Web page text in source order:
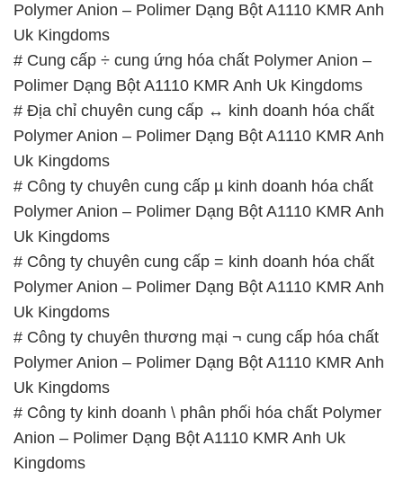
Polymer Anion – Polimer Dạng Bột A1110 KMR Anh
Uk Kingdoms
# Công ty chuyên cung cấp µ kinh doanh hóa chất
Polymer Anion – Polimer Dạng Bột A1110 KMR Anh
Uk Kingdoms
# Công ty chuyên cung cấp = kinh doanh hóa chất
Polymer Anion – Polimer Dạng Bột A1110 KMR Anh
Uk Kingdoms
# Công ty chuyên thương mại ¬ cung cấp hóa chất
Polymer Anion – Polimer Dạng Bột A1110 KMR Anh
Uk Kingdoms
# Công ty kinh doanh \ phân phối hóa chất Polymer
Anion – Polimer Dạng Bột A1110 KMR Anh Uk
Kingdoms
📞PHÒNG KINH DOANH – CÔNG TY HÓA CHẤT
ĐẮC TRƯỜNG PHÁT 🌐
🌐 Website: https://congtyhoachat.com.vn/